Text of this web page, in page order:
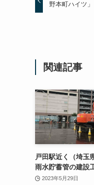
野本町ハイツ
関連記事
戸田駅近く（埼玉
雨水貯蓄管の建設
2023年5月29日